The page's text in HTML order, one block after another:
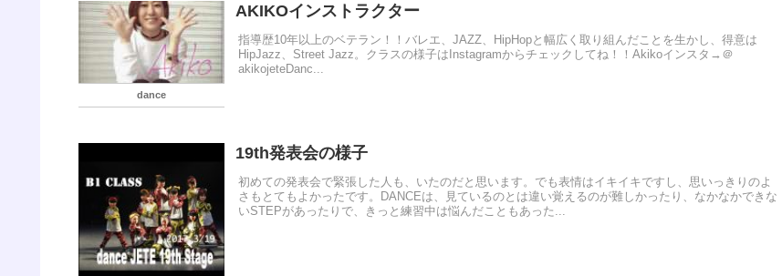
dance
AKIKOインストラクター
指導歴10年以上のベテラン！！バレエ、JAZZ、HipHopと幅広く取り組んだことを生かし、得意は
HipJazz、Street Jazz。クラスの様子はInstagramからチェックしてね！！Akikoインスタ→＠
akikojeteDanc...
19th発表会の様子
初めての発表会で緊張した人も、いたのだと思います。でも表情はイキイキですし、思いっきりのよ
さもとてもよかったです。DANCEは、見ているのとは違い覚えるのが難しかったり、なかなかできな
いSTEPがあったりで、きっと練習中は悩んだこともあった...